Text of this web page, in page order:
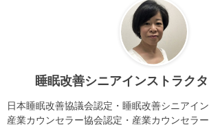
睡眠改善シニアインストラク
日本睡眠改善協議会認定・睡眠改善シニアイ
産業カウンセラー協会認定・産業カウンセラー